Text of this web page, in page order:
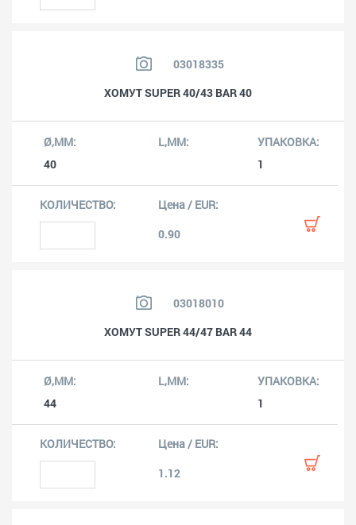
03018335
ХОМУТ SUPER 40/43 BAR 40
40 1
0.90
03018010
ХОМУТ SUPER 44/47 BAR 44
44 1
1.12